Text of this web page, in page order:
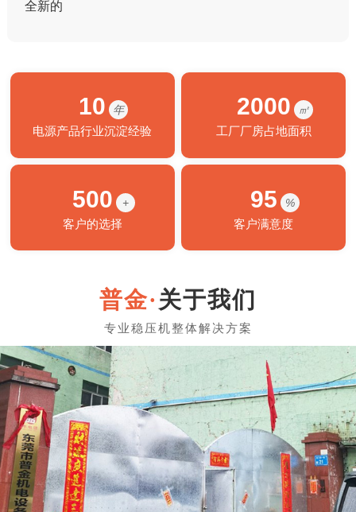
全新的
10
年
电源产品行业沉淀经验
2000
㎡
工厂厂房占地面积
500
+
客户的选择
95
%
客户满意度
关于我们